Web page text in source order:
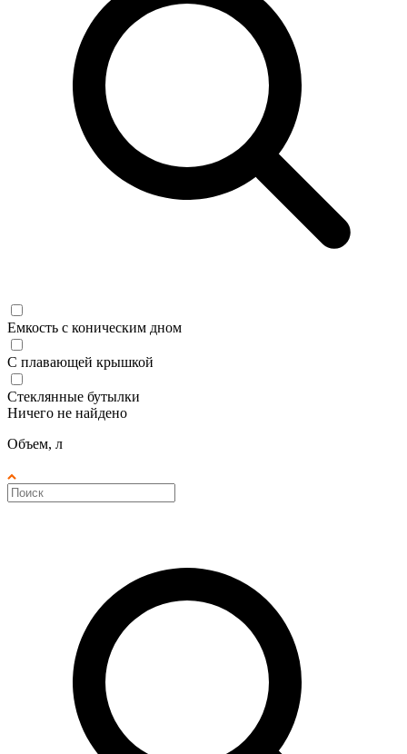
Емкость с коническим дном
С плавающей крышкой
Стеклянные бутылки
Ничего не найдено
Объем, л